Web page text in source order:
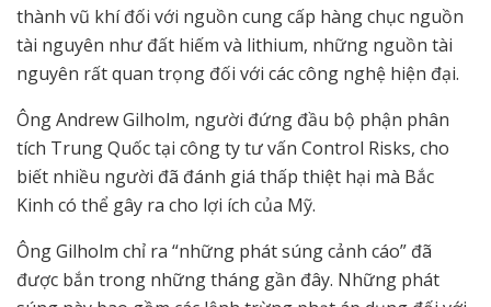
thành vũ khí đối với nguồn cung cấp hàng chục nguồn
tài nguyên như đất hiếm và lithium, những nguồn tài
nguyên rất quan trọng đối với các công nghệ hiện đại.
Ông Andrew Gilholm, người đứng đầu bộ phận phân
tích Trung Quốc tại công ty tư vấn Control Risks, cho
biết nhiều người đã đánh giá thấp thiệt hại mà Bắc
Kinh có thể gây ra cho lợi ích của Mỹ.
Ông Gilholm chỉ ra “những phát súng cảnh cáo” đã
được bắn trong những tháng gần đây. Những phát